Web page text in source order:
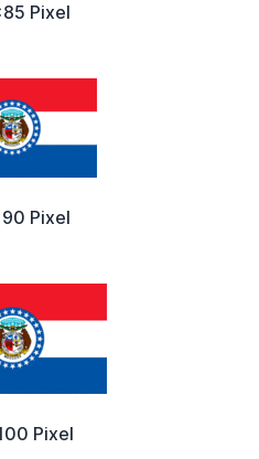
Pixel
Pixel
Pixel